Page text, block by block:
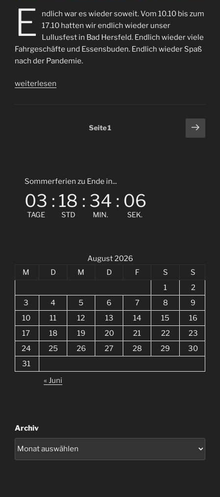
E
ndlich war es wieder soweit. Vom 10.10 bis zum
17.10 hatten wir endlich wieder unser
Lullusfest in Bad Hersfeld. Endlich wieder viele
Fahrgeschäfte und Essensbuden. Endlich wieder Spaß
nach der Pandemie.
„Endlich
weiterlesen
Seitennummerierung
Seite1
Sommerferien zu Ende in...
03
TAGE
: 18
STD
: 34
MIN.
: 06
SEK.
August 2026
M
D M D F S
S
1
2
3
4 5 6 7 8
9
10
11 12 13 14 15
16
17
18 19 20 21 22
23
24
25 26 27 28 29
30
31
« Juni
Archiv